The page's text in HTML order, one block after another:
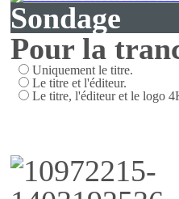
Sondage
Pour la
Uniquement le titre.
Le titre et l'éditeur.
Le titre, l'éditeur et le logo